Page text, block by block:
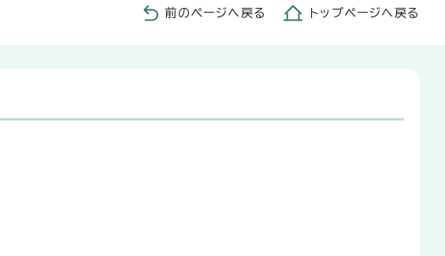
前のページへ戻る トップページへ戻る